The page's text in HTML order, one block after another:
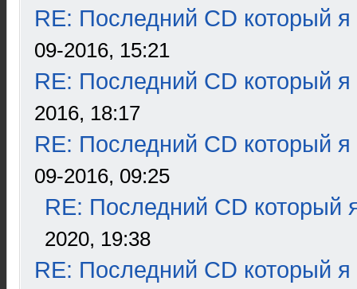
RE: Последний CD который я
09-2016, 15:21
RE: Последний CD который я
2016, 18:17
RE: Последний CD который я
09-2016, 09:25
RE: Последний CD который
2020, 19:38
RE: Последний CD который я